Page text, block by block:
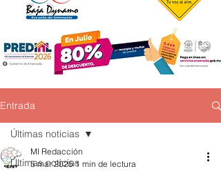
Entrada
Últimas noticias
Últimas noticias
MI Redacción
5 mar 2025 1 min de lectura